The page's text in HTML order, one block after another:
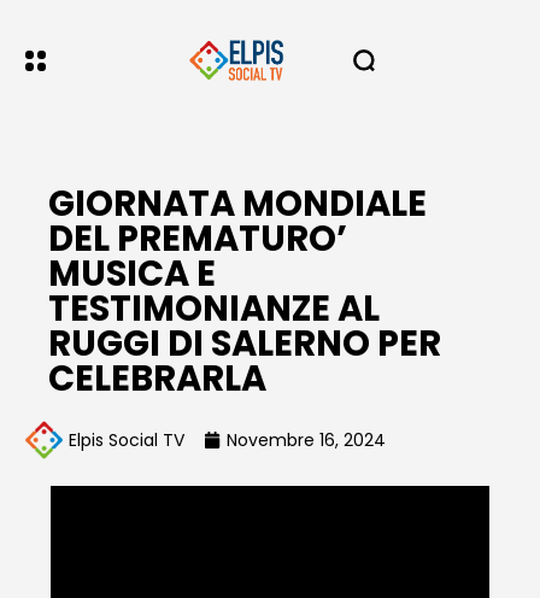
GIORNATA MONDIALE
DEL PREMATURO’
MUSICA E
TESTIMONIANZE AL
RUGGI DI SALERNO PER
CELEBRARLA
Elpis Social TV Novembre 16, 2024